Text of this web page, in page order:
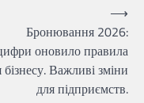
Бронювання 2026:
оновило правила
бізнесу. Важливі зміни
для підприємств.
⟶